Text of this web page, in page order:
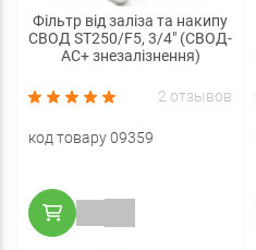
Фільтр від заліза та накипу
СВОД ST250/F5, 3/4" (СВОД-
АС+ знезалізнення)
2 отзывов
код товару 09359